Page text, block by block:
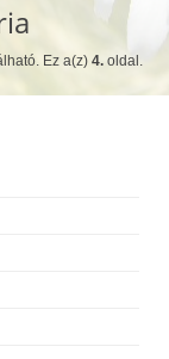
Ez a(z) 4. oldal.